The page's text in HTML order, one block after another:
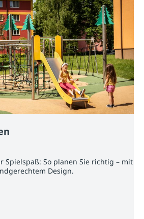
Spielspaß: So planen Sie richtig – mit
Design.